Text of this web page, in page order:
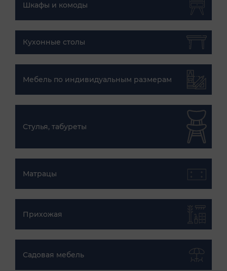
Шкафы и комоды
Кухонные столы
Мебель по индивидуальным размерам
Стулья, табуреты
Матрацы
Прихожая
Садовая мебель